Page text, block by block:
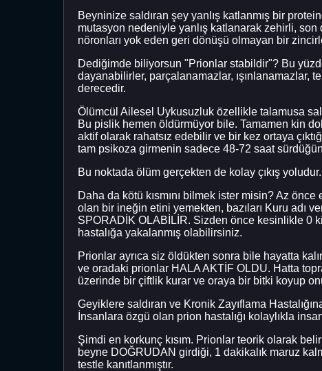
Beyninize saldıran şey yanlış katlanmış bir
mutasyon nedeniyle yanlış katlanarak zehirli, son
nöronları yok eden geri dönüşü olmayan bir
Dediğimde biliyorsun "Prionlar stabildir"? Bu
dayanabilirler, parçalanamazlar, ışınlanamazlar,
derecedir.
Ölümcül Ailesel Uykusuzluk özellikle talamusa
Bu pislik hemen öldürmüyor bile. Tamamen kin
aktif olarak rahatsız edebilir ve bir kez ortaya
tam psikoza girmenin sadece 48-72 saat
Bu noktada ölüm gerçekten de kolay çıkış
Daha da kötü kısmını bilmek ister misin? Az önce
olan bir ineğin etini yemekten, bazıları Kuru adı
SPORADİK OLABİLİR. Sizden önce kesinlikle 0
hastalığa yakalanmış olabilirsiniz.
Prionlar ayrıca siz öldükten sonra bile hayatta
ve oradaki prionlar HALA AKTİF OLDU. Hatta
üzerinde bir çiftlik kurar ve oraya bir bitki koyup
Geyiklere saldıran ve Kronik Zayıflama
İnsanlara özgü olan prion hastalığı kolaylıkla
Şimdi en korkunç kısım. Prionlar teorik olarak
beyne DOĞRUDAN girdiği, 1 dakikalık maruz
testle kanıtlanmıştır.